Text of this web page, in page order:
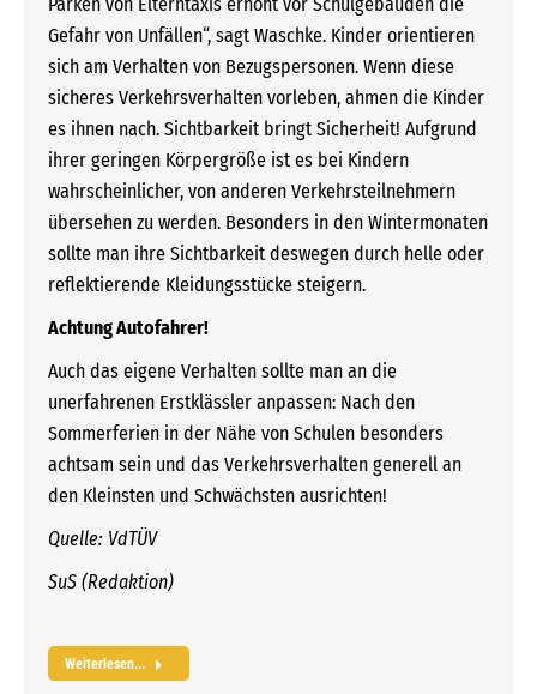
Gefahr von Unfällen“, sagt Waschke. Kinder orientieren
sich am Verhalten von Bezugspersonen. Wenn diese
sicheres Verkehrsverhalten vorleben, ahmen die Kinder
es ihnen nach. Sichtbarkeit bringt Sicherheit! Aufgrund
ihrer geringen Körpergröße ist es bei Kindern
wahrscheinlicher, von anderen Verkehrsteilnehmern
übersehen zu werden. Besonders in den Wintermonaten
sollte man ihre Sichtbarkeit deswegen durch helle oder
reflektierende Kleidungsstücke steigern.
Achtung Autofahrer!
Auch das eigene Verhalten sollte man an die
unerfahrenen Erstklässler anpassen: Nach den
Sommerferien in der Nähe von Schulen besonders
achtsam sein und das Verkehrsverhalten generell an
den Kleinsten und Schwächsten ausrichten!
Quelle: VdTÜV
SuS (Redaktion)
Weiterlesen...